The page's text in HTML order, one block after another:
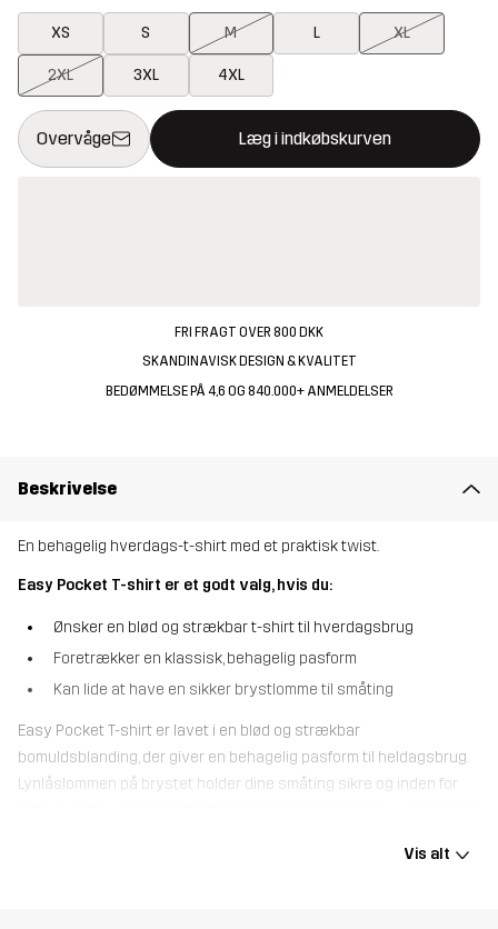
XS S M L XL
2XL 3XL 4XL
Overvåge Læg i indkøbskurven
Denne knap åbner en modal, der bekræfter en ny vare i
{{size}} ikke tilgængelig
FRI FRAGT OVER 800 DKK
SKANDINAVISK DESIGN & KVALITET
BEDØMMELSE PÅ 4,6 OG 840.000+ ANMELDELSER
Beskrivelse
En behagelig hverdags-t-shirt med et praktisk twist.
Easy Pocket T-shirt er et godt valg, hvis du:
Ønsker en blød og strækbar t-shirt til hverdagsbrug
Foretrækker en klassisk, behagelig pasform
Kan lide at have en sikker brystlomme til småting
Easy Pocket T-shirt er lavet i en blød og strækbar
bomuldsblanding, der giver en behagelig pasform til heldagsbrug.
Lynlåslommen på brystet holder dine småting sikre og inden for
Vis alt